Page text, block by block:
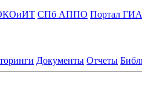
СПб АППО Портал ГИА
Документы Отчеты